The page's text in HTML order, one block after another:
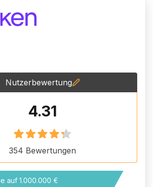
Nutzerbewertung
4.31
354 Bewertungen
auf 1.000.000 €